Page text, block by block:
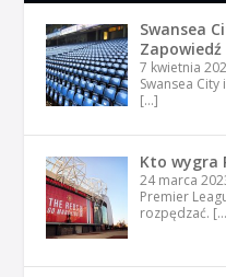
Swansea
Zapowiedź
7 kwietnia
Swansea
[…]
Kto wygra
24 marca
Premier
rozpędzać.